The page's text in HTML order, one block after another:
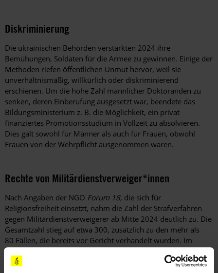
Diskriminierung
Die ukrainischen Behörden verstärkten 2024 ihre
Bemühungen, Soldaten für die Armee zu gewinnen. Einige der
Methoden riefen öffentlichen Unmut hervor, weil sie
unverhältnismäßig, willkürlich oder diskriminierend
erschienen. Um die hohe Zahl männlicher Doktoranden zu
senken, deren Einberufung ausgesetzt war, beendete das
Bildungsministerium z. B. die Möglichkeit, ein privat
finanziertes Promotionsstudium in Vollzeit zu absolvieren.
Dies galt sowohl für Männer als auch für Frauen, obwohl
Frauen von der Wehrpflicht ausgenommen waren.
Rechte von Militärdienstverweiger*innen
Nach Angaben der NGO Forum 18, die sich für
Religionsfreiheit einsetzt, nahm die Zahl der Strafverfahren
gegen Militärdienstverweigerer ab Mitte 2024 deutlich zu. Die
Gesamtzahl stieg auf etwa 300, zusätzlich zu den mehr als
80 Fällen, die bereits vor Gericht verhandelt wurden. Im
Oktober 2024 begann das Verfassungsgericht sich mit dem
Fall des Militärdienstverweigerers Dmytro Zelinsky zu